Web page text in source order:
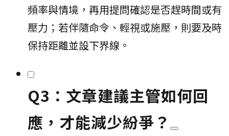
頻率與情境，再用提問確認是否趕時間或有
壓力；若伴隨命令、輕視或施壓，則要及時
保持距離並設下界線。
Q3：文章建議主管如何回
應，才能減少紛爭？